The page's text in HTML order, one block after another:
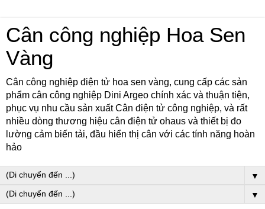
Cân công nghiệp Hoa Sen
Vàng
Cân công nghiệp điện tử hoa sen vàng, cung cấp các sản
phẩm cân công nghiệp Dini Argeo chính xác và thuận tiện,
phục vụ nhu cầu sản xuất Cân điện tử công nghiệp, và rất
nhiều dòng thương hiệu cân điện tử ohaus và thiết bị đo
lường cảm biến tải, đầu hiển thị cân với các tính năng hoàn
hảo
▼
▼